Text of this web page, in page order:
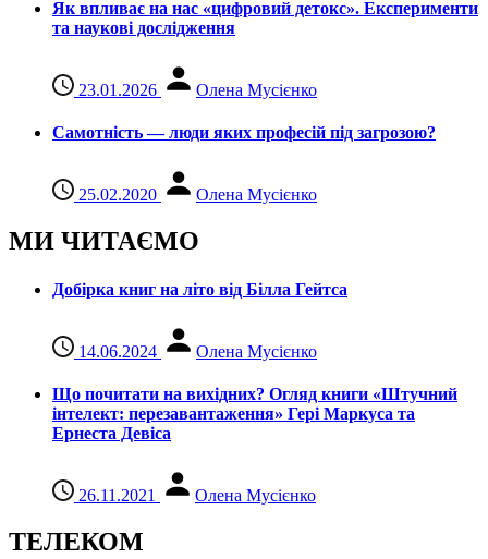
Як впливає на нас «цифровий детокс». Експерименти
та наукові дослідження
23.01.2026 Олена Мусієнко
Самотність — люди яких професій під загрозою?
25.02.2020 Олена Мусієнко
МИ ЧИТАЄМО
Добірка книг на літо від Білла Гейтса
14.06.2024 Олена Мусієнко
Що почитати на вихідних? Огляд книги «Штучний
інтелект: перезавантаження» Гері Маркуса та
Ернеста Девіса
26.11.2021 Олена Мусієнко
ТЕЛЕКОМ